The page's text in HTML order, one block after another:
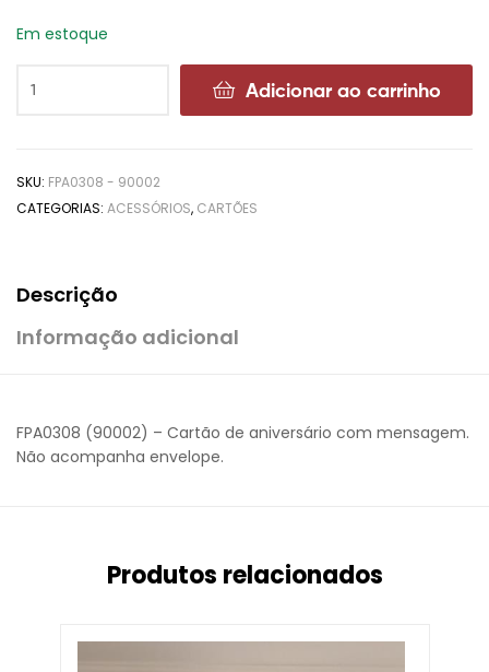
Em estoque
Adicionar ao carrinho
SKU: FPA0308 - 90002
CATEGORIAS: ACESSÓRIOS, CARTÕES
Descrição
Informação adicional
FPA0308 (90002) – Cartão de aniversário com mensagem.
Não acompanha envelope.
Produtos relacionados